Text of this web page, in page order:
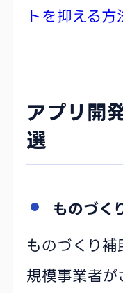
トを抑える
アプリ開
選
ものづく
ものづくり
規模事業者